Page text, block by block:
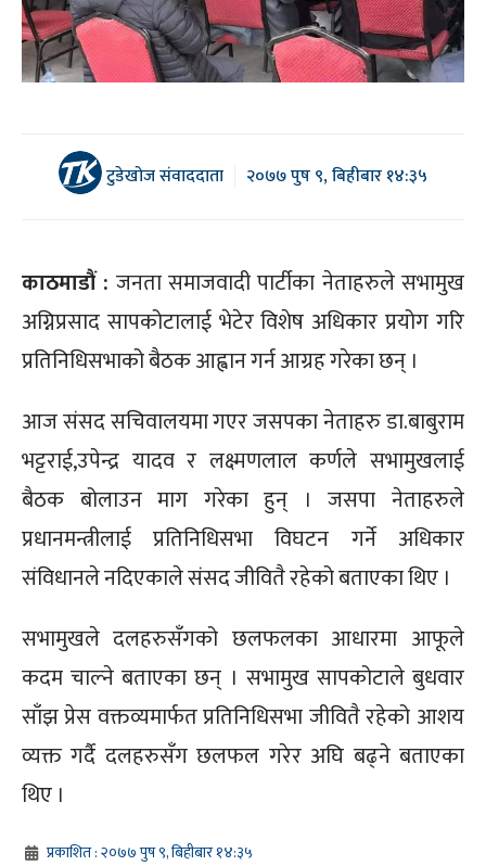
टुडेखोज संवाददाता २०७७ पुष ९, बिहीबार १४:३५
काठमाडौं : जनता समाजवादी पार्टीका नेताहरुले सभामुख
अग्निप्रसाद सापकोटालाई भेटेर विशेष अधिकार प्रयोग गरि
प्रतिनिधिसभाको बैठक आह्वान गर्न आग्रह गरेका छन् ।
आज संसद सचिवालयमा गएर जसपका नेताहरु डा.बाबुराम
भट्टराई,उपेन्द्र यादव र लक्ष्मणलाल कर्णले सभामुखलाई
बैठक बोलाउन माग गरेका हुन् । जसपा नेताहरुले
प्रधानमन्त्रीलाई प्रतिनिधिसभा विघटन गर्ने अधिकार
संविधानले नदिएकाले संसद जीवितै रहेको बताएका थिए ।
सभामुखले दलहरुसँगको छलफलका आधारमा आफूले
कदम चाल्ने बताएका छन् । सभामुख सापकोटाले बुधवार
साँझ प्रेस वक्तव्यमार्फत प्रतिनिधिसभा जीवितै रहेको आशय
व्यक्त गर्दै दलहरुसँग छलफल गरेर अघि बढ्ने बताएका
थिए ।
प्रकाशित : २०७७ पुष ९, बिहीबार १४:३५